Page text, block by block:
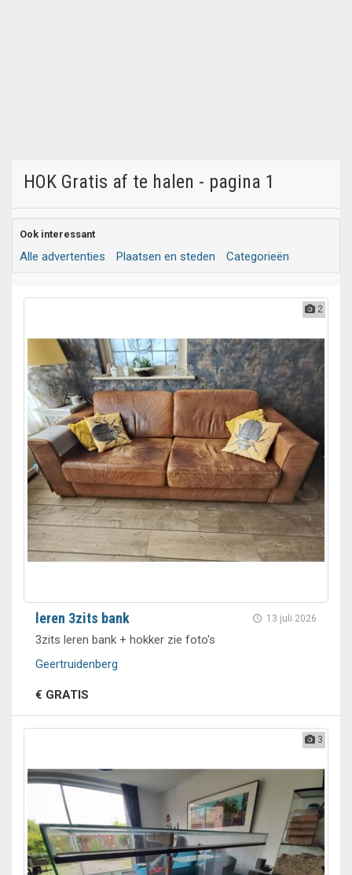
HOK Gratis af te halen - pagina 1
Ook interessant
Alle advertenties Plaatsen en steden Categorieën
2
13 juli 2026
leren 3zits bank
3zits leren bank + hokker zie foto's
Geertruidenberg
€ GRATIS
3